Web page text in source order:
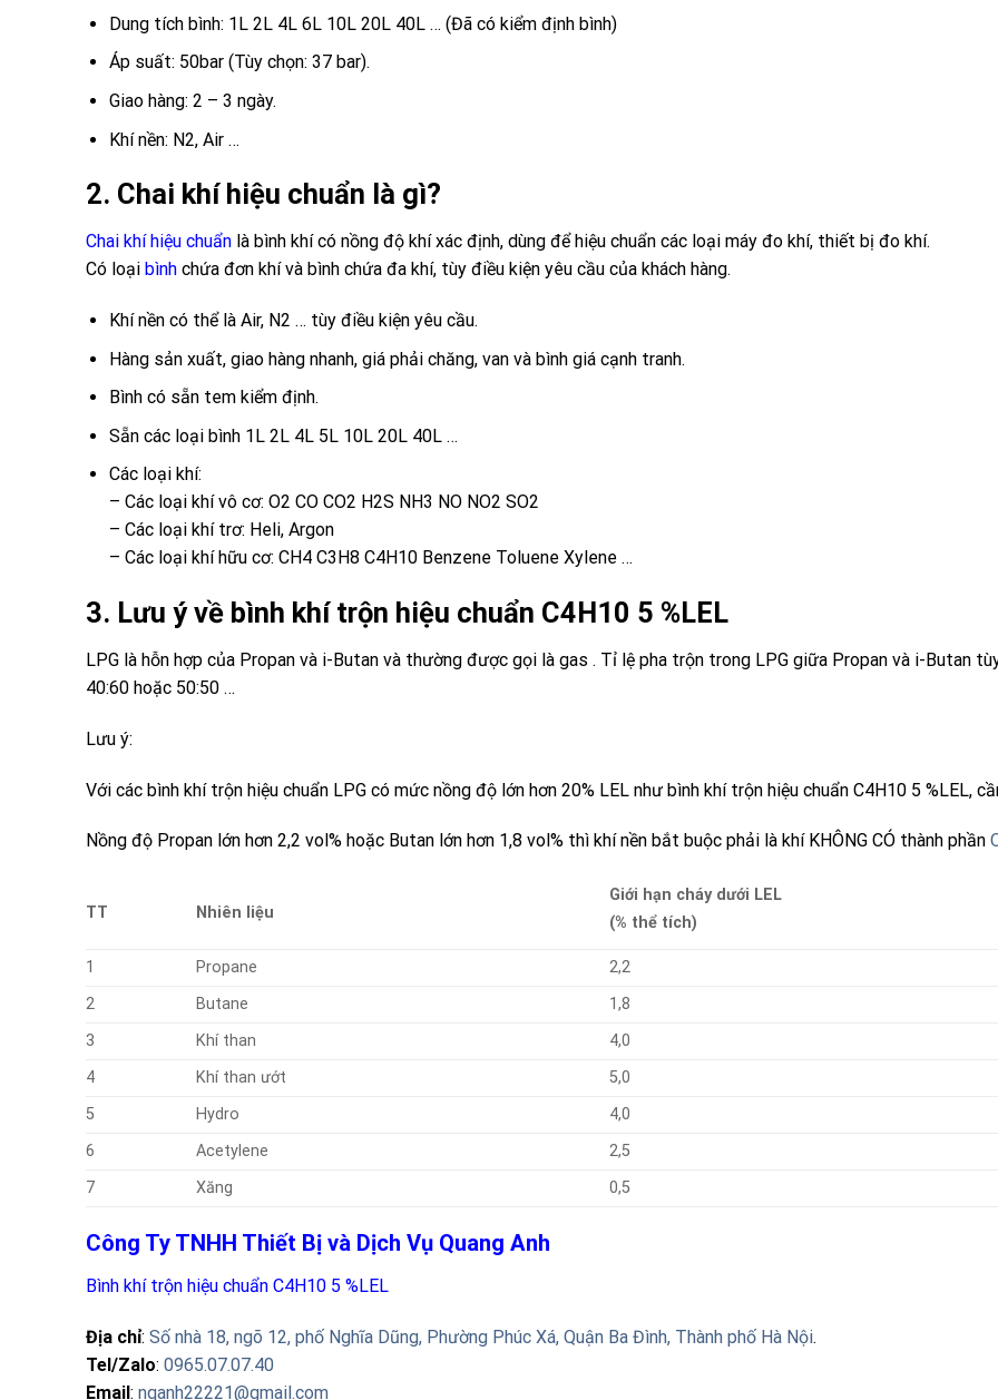
Dung tích bình: 1L 2L 4L 6L 10L 20L 40L … (Đã có kiểm định bình)
Áp suất: 50bar (Tùy chọn: 37 bar).
Giao hàng: 2 – 3 ngày.
Khí nền: N2, Air …
2. Chai khí hiệu chuẩn là gì?
Chai khí hiệu chuẩn là bình khí có nồng độ khí xác định, dùng để hiệu chuẩn các loại máy đo khí, thiết bị đo khí.
Có loại bình chứa đơn khí và bình chứa đa khí, tùy điều kiện yêu cầu của khách hàng.
Khí nền có thể là Air, N2 … tùy điều kiện yêu cầu.
Hàng sản xuất, giao hàng nhanh, giá phải chăng, van và bình giá cạnh tranh.
Bình có sẵn tem kiểm định.
Sẵn các loại bình 1L 2L 4L 5L 10L 20L 40L …
Các loại khí:
– Các loại khí vô cơ: O2 CO CO2 H2S NH3 NO NO2 SO2
– Các loại khí trơ: Heli, Argon
– Các loại khí hữu cơ: CH4 C3H8 C4H10 Benzene Toluene Xylene …
3. Lưu ý về bình khí trộn hiệu chuẩn C4H10 5 %LEL
LPG là hỗn hợp của Propan và i-Butan và thường được gọi là gas . Tỉ lệ pha trộn trong LPG giữa Propan và i-Butan
40:60 hoặc 50:50 …
Lưu ý:
Với các bình khí trộn hiệu chuẩn LPG có mức nồng độ lớn hơn 20% LEL như bình khí trộn hiệu chuẩn C4H10 5 %LEL,
Nồng độ Propan lớn hơn 2,2 vol% hoặc Butan lớn hơn 1,8 vol% thì khí nền bắt buộc phải là khí KHÔNG CÓ thành phần
TT Nhiên liệu
Giới hạn cháy dưới LEL
(% thể tích)
1 Propane 2,2
2
Butane 1,8
3
Khí than 4,0
4
Khí than ướt 5,0
5
Hydro 4,0
6
Acetylene 2,5
7
Xăng 0,5
Công Ty TNHH Thiết Bị và Dịch Vụ Quang Anh
Bình khí trộn hiệu chuẩn C4H10 5 %LEL
Địa chỉ: Số nhà 18, ngõ 12, phố Nghĩa Dũng, Phường Phúc Xá, Quận Ba Đình, Thành phố Hà Nội.
Tel/Zalo: 0965.07.07.40
Email: nqanh22221@gmail.com